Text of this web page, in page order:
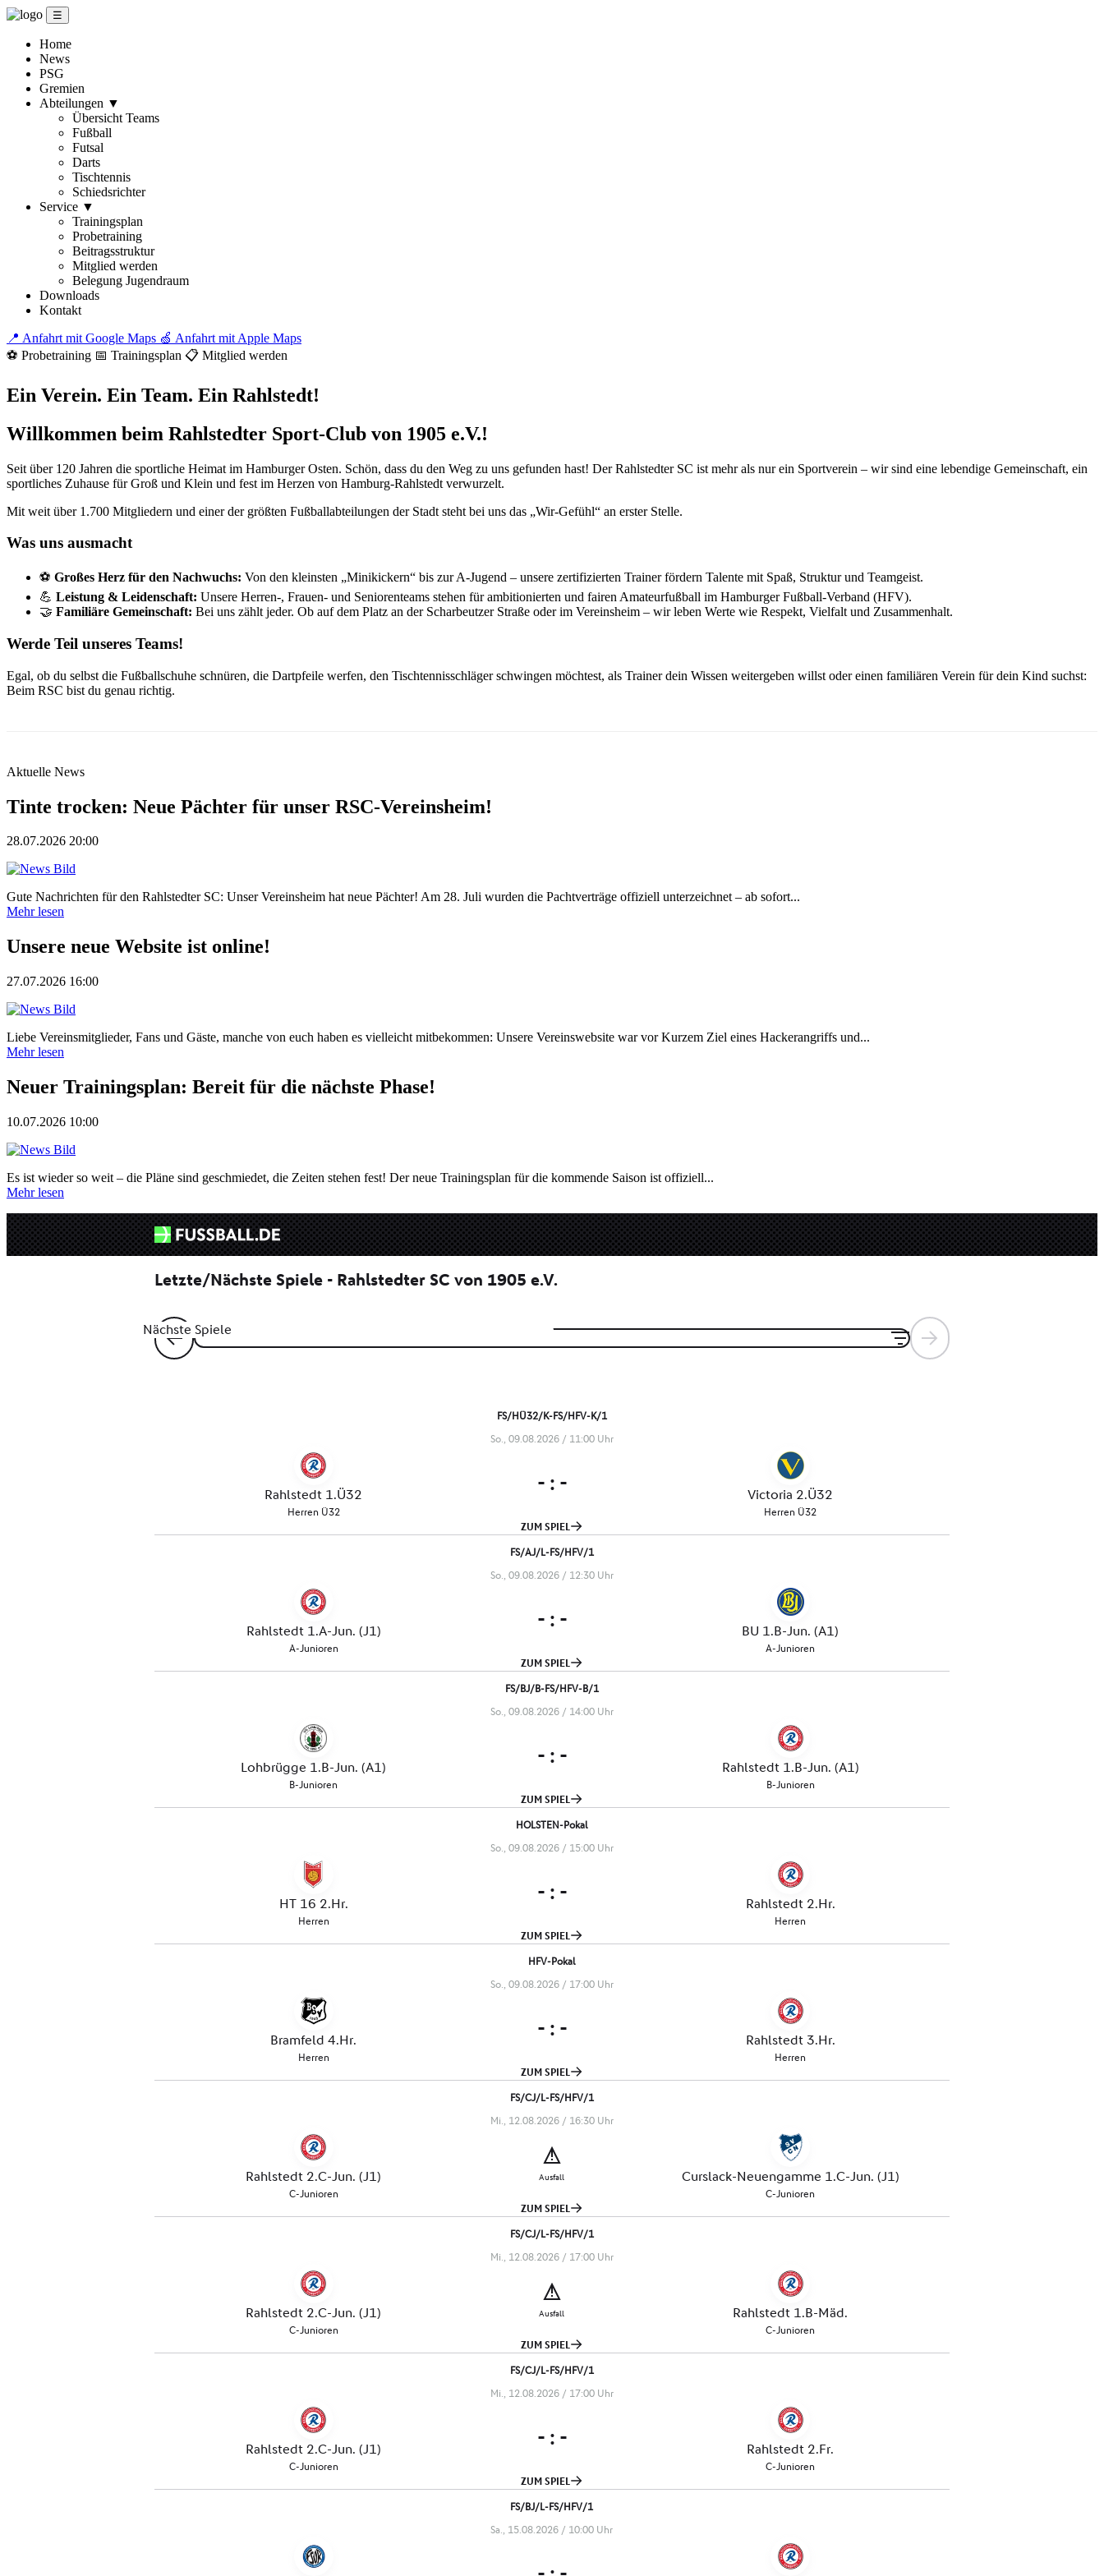
☰
Home
News
PSG
Gremien
Abteilungen ▼
Übersicht Teams
Fußball
Futsal
Darts
Tischtennis
Schiedsrichter
Service ▼
Trainingsplan
Probetraining
Beitragsstruktur
Mitglied werden
Belegung Jugendraum
Downloads
Kontakt
📍 Anfahrt mit Google Maps 🍏 Anfahrt mit Apple Maps
⚽ Probetraining 📅 Trainingsplan 📋 Mitglied werden
Ein Verein. Ein Team. Ein Rahlstedt!
Willkommen beim Rahlstedter Sport-Club von 1905 e.V.!
Seit über 120 Jahren die sportliche Heimat im Hamburger Osten. Schön, dass du den Weg zu uns gefunden hast! Der Rahlstedter SC ist mehr als nur ein Sportverein – wir sind eine lebendige Gemeinschaft, ein
sportliches Zuhause für Groß und Klein und fest im Herzen von Hamburg-Rahlstedt verwurzelt.
Mit weit über 1.700 Mitgliedern und einer der größten Fußballabteilungen der Stadt steht bei uns das „Wir-Gefühl“ an erster Stelle.
Was uns ausmacht
⚽ Großes Herz für den Nachwuchs: Von den kleinsten „Minikickern“ bis zur A-Jugend – unsere zertifizierten Trainer fördern Talente mit Spaß, Struktur und Teamgeist.
💪 Leistung & Leidenschaft: Unsere Herren-, Frauen- und Seniorenteams stehen für ambitionierten und fairen Amateurfußball im Hamburger Fußball-Verband (HFV).
🤝 Familiäre Gemeinschaft: Bei uns zählt jeder. Ob auf dem Platz an der Scharbeutzer Straße oder im Vereinsheim – wir leben Werte wie Respekt, Vielfalt und Zusammenhalt.
Werde Teil unseres Teams!
Egal, ob du selbst die Fußballschuhe schnüren, die Dartpfeile werfen, den Tischtennisschläger schwingen möchtest, als Trainer dein Wissen weitergeben willst oder einen familiären Verein für dein Kind suchst:
Beim RSC bist du genau richtig.
Aktuelle News
Tinte trocken: Neue Pächter für unser RSC-Vereinsheim!
28.07.2026 20:00
Gute Nachrichten für den Rahlstedter SC: Unser Vereinsheim hat neue Pächter! Am 28. Juli wurden die Pachtverträge offiziell unterzeichnet – ab sofort...
Mehr lesen
Unsere neue Website ist online!
27.07.2026 16:00
Liebe Vereinsmitglieder, Fans und Gäste, manche von euch haben es vielleicht mitbekommen: Unsere Vereinswebsite war vor Kurzem Ziel eines Hackerangriffs und...
Mehr lesen
Neuer Trainingsplan: Bereit für die nächste Phase!
10.07.2026 10:00
Es ist wieder so weit – die Pläne sind geschmiedet, die Zeiten stehen fest! Der neue Trainingsplan für die kommende Saison ist offiziell...
Mehr lesen